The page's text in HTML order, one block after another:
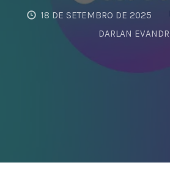
18 DE SETEMBRO DE 2025
DARLAN